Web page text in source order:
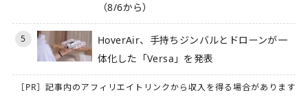
（8/6から）
5
HoverAir、手持ちジンバルとドローンが一
体化した「Versa」を発表
［PR］記事内のアフィリエイトリンクから収入を得る場合があります